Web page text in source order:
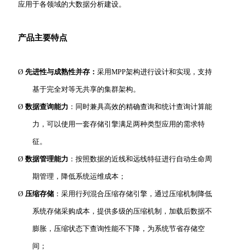
应用于各领域的大数据分析建设。
产品主要特点
Ø 先进性与成熟性并存： 采用MPP架构进行设计和实现，支持
基于完全对等无共享的集群架构。
Ø 数据查询能力 ： 同时兼具高效的精确查询和统计查询计算能
力，可以使用一套存储引擎满足两种类型应用的需求特
征。
Ø 数据管理能力 ： 按照数据的近线和远线特征进行自动生命周
期管理，降低系统运维成本；
Ø 压缩存储 ： 采用行列混合压缩存储引擎，通过压缩机制降低
系统存储采购成本，提供多级的压缩机制，加载后数据不
膨胀，压缩状态下查询性能不下降，为系统节省存储空
间；